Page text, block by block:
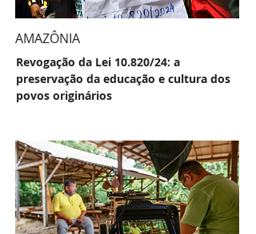
AMAZÔNIA
Revogação da Lei 10.820/24: a
preservação da educação e cultura dos
povos originários